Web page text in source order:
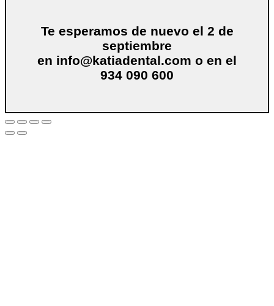
Te esperamos de nuevo el 2 de
septiembre
en info@katiadental.com o en el
934 090 600